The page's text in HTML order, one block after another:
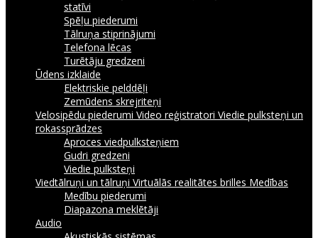
statīvi
Spēļu piederumi
Tālruņa stiprinājumi
Telefona lēcas
Turētāju gredzeni
Ūdens izklaide
Elektriskie pelddēļi
Zemūdens skrejriteņi
Velosipēdu piederumi Video reģistratori Viedie pulksteņi un
rokassprādzes
Aproces viedpulksteņiem
Gudri gredzeni
Viedie pulksteņi
Viedtālruņi un tālruņi Virtuālās realitātes brilles Medības
Medību piederumi
Diapazona meklētāji
Audio